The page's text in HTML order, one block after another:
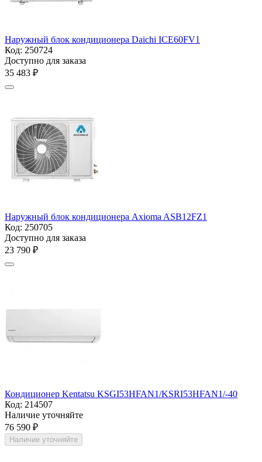
Наружный блок кондиционера Daichi ICE60FV1
Код: 250724
Доступно для заказа
35 483 ₽
Наружный блок кондиционера Axioma ASB12FZ1
Код: 250705
Доступно для заказа
23 790 ₽
Кондиционер Kentatsu KSGI53HFAN1/KSRI53HFAN1/-40
Код: 214507
Наличие уточняйте
76 590 ₽
Наличие уточняйте